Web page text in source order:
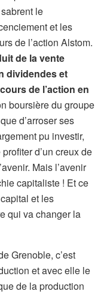
le
et les
de l’action Alstom.
de la vente
dividendes et
de l’action en
boursière du groupe
d’arroser ses
pu investir,
d’un creux de
Mais l’avenir
capitaliste ! Et ce
et les
qui va changer la
Grenoble, c’est
et avec elle le
de la production